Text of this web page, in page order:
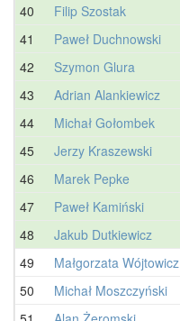
40 Filip Szostak
41 Paweł Duchnowski
42 Szymon Glura
43 Adrian Alankiewicz
44 Michał Gołombek
45 Jerzy Kraszewski
46 Marek Pepke
47 Paweł Kamiński
48 Jakub Dutkiewicz
49 Małgorzata Wójtowicz
50 Michał Moszczyński